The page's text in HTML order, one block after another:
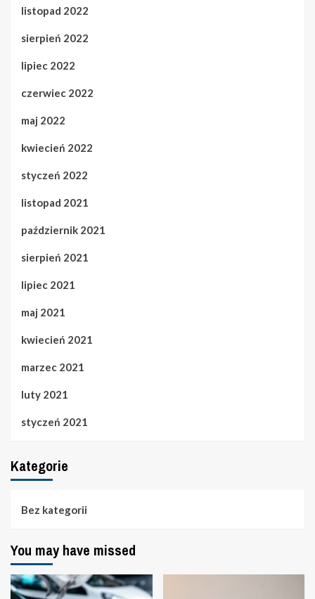
listopad 2022
sierpień 2022
lipiec 2022
czerwiec 2022
maj 2022
kwiecień 2022
styczeń 2022
listopad 2021
październik 2021
sierpień 2021
lipiec 2021
maj 2021
kwiecień 2021
marzec 2021
luty 2021
styczeń 2021
Kategorie
Bez kategorii
You may have missed